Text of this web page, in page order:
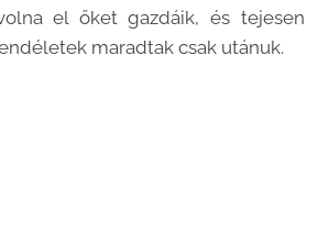
el őket gazdáik, és tejesen
maradtak csak utánuk.